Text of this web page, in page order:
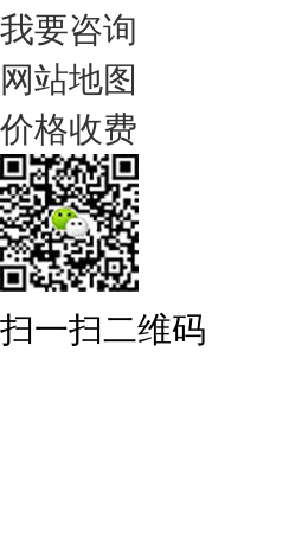
我要咨询
网站地图
价格收费
扫一扫二维码